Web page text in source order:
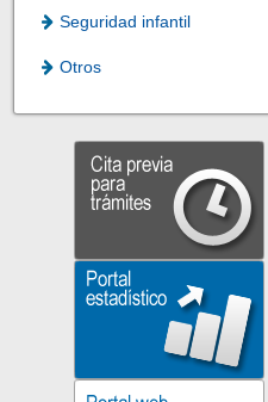
Seguridad infantil
Otros